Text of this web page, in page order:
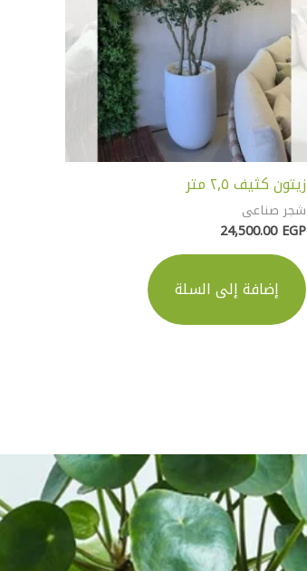
زيتون كثيف ٢,٥ متر
شجر صناعى
24,500.00EGP
إضافة إلى السلة